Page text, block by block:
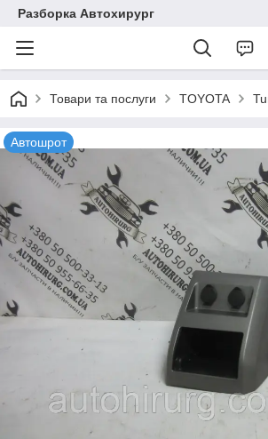
Разборка Автохирург
Товари та послуги TOYOTA
Автошрот